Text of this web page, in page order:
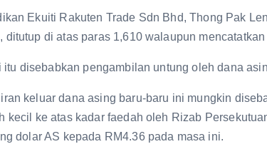
Ekuiti Rakuten Trade Sdn Bhd, Thong Pak
ditutup di atas paras 1,610 walaupun
itu disebabkan pengambilan untung oleh dana
keluar dana asing baru-baru ini mungkin
kecil ke atas kadar faedah oleh Rizab
dolar AS kepada RM4.36 pada masa ini.